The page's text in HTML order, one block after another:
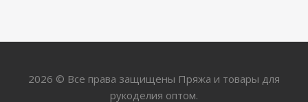
2026 © Все права защищены Пряжа и товары для
рукоделия оптом.